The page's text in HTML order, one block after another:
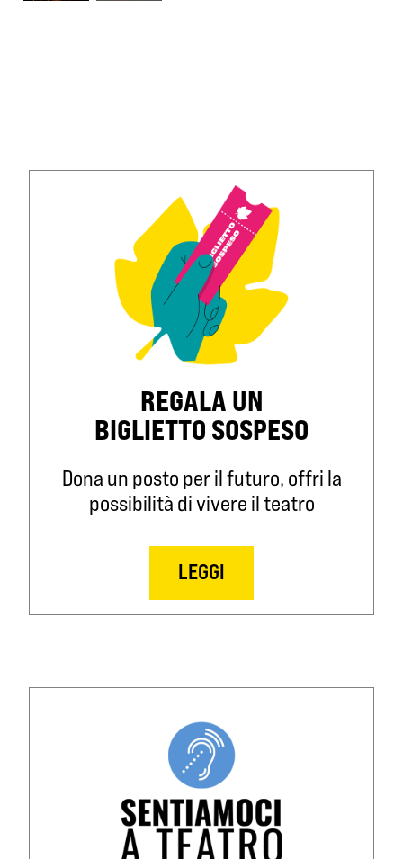
REGALA UN
BIGLIETTO SOSPESO
Dona un posto per il futuro, offri la
possibilità di vivere il teatro
LEGGI